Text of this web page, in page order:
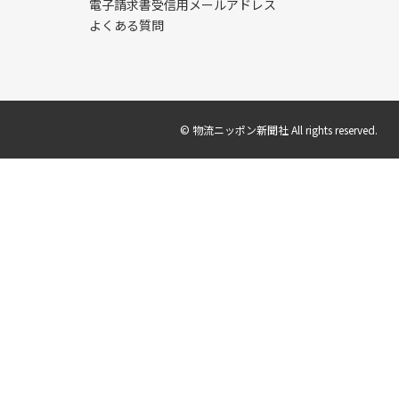
電子請求書受信用メールアドレス
よくある質問
© 物流ニッポン新聞社 All rights reserved.